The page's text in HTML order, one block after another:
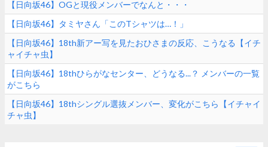
【日向坂46】OGと現役メンバーでなんと・・・
【日向坂46】タミヤさん「このTシャツは…！」
【日向坂46】18th新アー写を見たおひさまの反応、こうなる【イチ
ャイチャ虫】
【日向坂46】18thひらがなセンター、どうなる...？ メンバーの一覧
がこちら
【日向坂46】18thシングル選抜メンバー、変化がこちら【イチャイ
チャ虫】